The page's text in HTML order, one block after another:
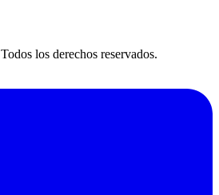
Todos los derechos reservados.